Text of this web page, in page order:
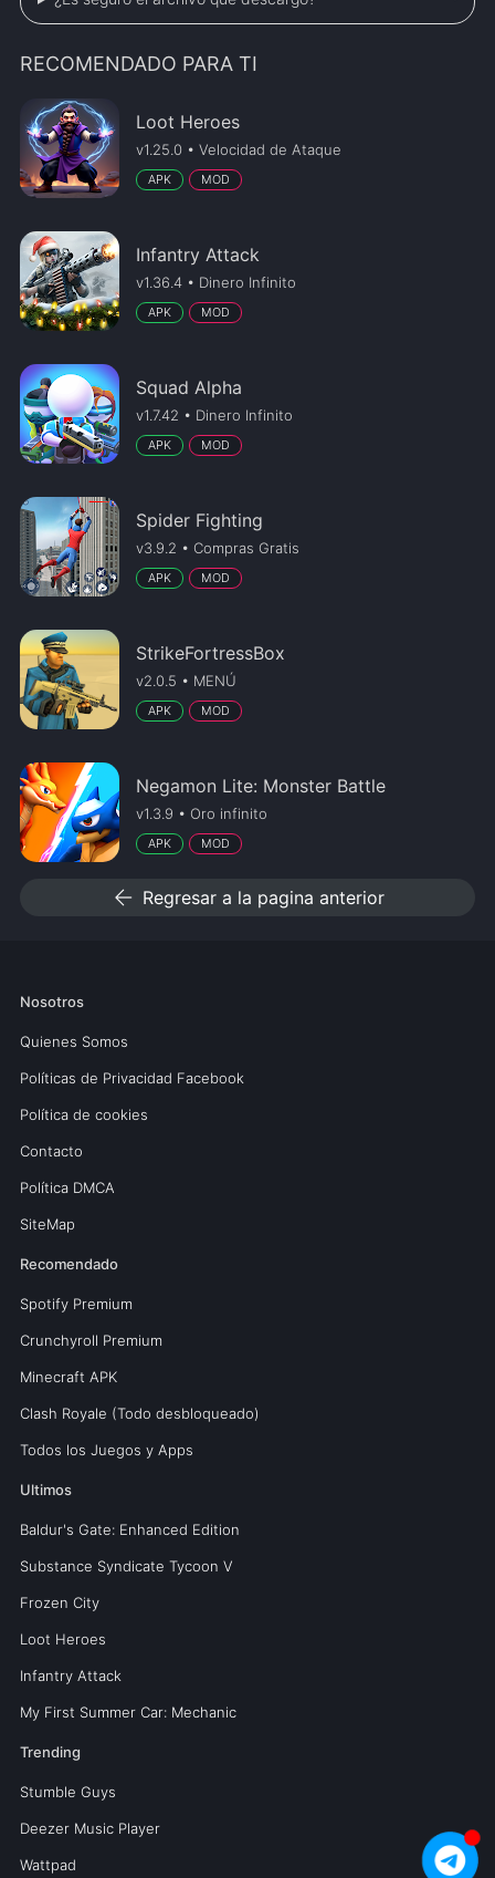
RECOMENDADO PARA TI
Loot Heroes
v1.25.0 • Velocidad de Ataque
APK MOD
Infantry Attack
v1.36.4 • Dinero Infinito
APK MOD
Squad Alpha
v1.7.42 • Dinero Infinito
APK MOD
Spider Fighting
v3.9.2 • Compras Gratis
APK MOD
StrikeFortressBox
v2.0.5 • MENÚ
APK MOD
Negamon Lite: Monster Battle
v1.3.9 • Oro infinito
APK MOD
arrow_back Regresar a la pagina anterior
Nosotros
Quienes Somos
Políticas de Privacidad Facebook
Política de cookies
Contacto
Política DMCA
SiteMap
Recomendado
Spotify Premium
Crunchyroll Premium
Minecraft APK
Clash Royale (Todo desbloqueado)
Todos los Juegos y Apps
Ultimos
Baldur's Gate: Enhanced Edition
Substance Syndicate Tycoon V
Frozen City
Loot Heroes
Infantry Attack
My First Summer Car: Mechanic
Trending
Stumble Guys
Deezer Music Player
Wattpad